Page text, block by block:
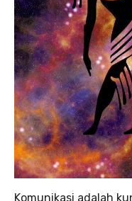
Komunikasi adalah